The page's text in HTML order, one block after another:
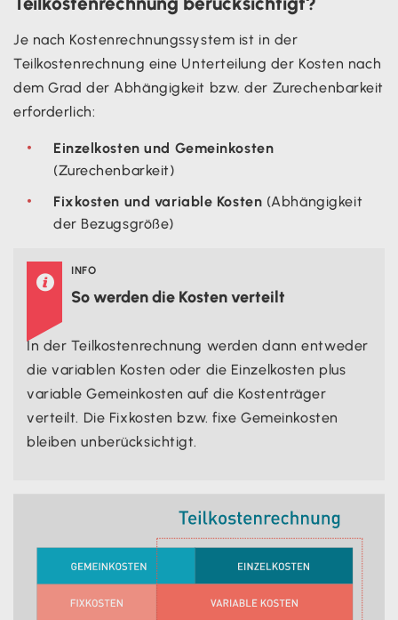
Je nach Kostenrechnungssystem ist in der
Teilkostenrechnung eine Unterteilung der Kosten nach
dem Grad der Abhängigkeit bzw. der Zurechenbarkeit
erforderlich:
Einzelkosten und Gemeinkosten
(Zurechenbarkeit)
Fixkosten und variable Kosten (Abhängigkeit
der Bezugsgröße)
 INFO
So werden die Kosten verteilt
In der Teilkostenrechnung werden dann entweder
die variablen Kosten oder die Einzelkosten plus
variable Gemeinkosten auf die Kostenträger
verteilt. Die Fixkosten bzw. fixe Gemeinkosten
bleiben unberücksichtigt.